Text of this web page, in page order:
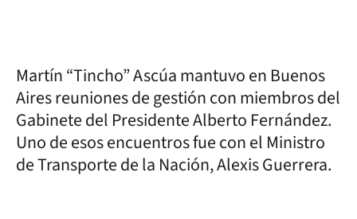
Martín “Tincho” Ascúa mantuvo en Buenos
Aires reuniones de gestión con miembros del
Gabinete del Presidente Alberto Fernández.
Uno de esos encuentros fue con el Ministro
de Transporte de la Nación, Alexis Guerrera.